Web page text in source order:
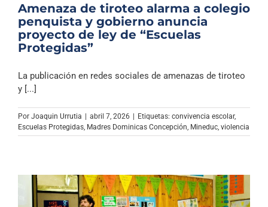
Amenaza de tiroteo alarma a colegio
penquista y gobierno anuncia
proyecto de ley de “Escuelas
Protegidas”
La publicación en redes sociales de amenazas de tiroteo
y [...]
Por Joaquin Urrutia | abril 7, 2026 | Etiquetas: convivencia escolar,
Escuelas Protegidas Madres Dominicas Concepción Mineduc violencia